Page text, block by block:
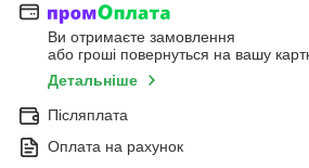
Ви отримаєте замовлення
або гроші повернуться на вашу
Детальніше
Післяплата
Оплата на рахунок